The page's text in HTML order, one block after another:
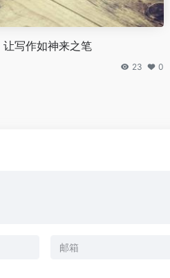
写作如神来之笔
23 0